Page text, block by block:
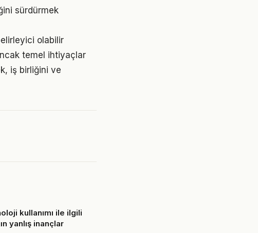
sürdürmek
olabilir
temel ihtiyaçlar
iş birliğini ve
kullanımı ile ilgili
yanlış inançlar